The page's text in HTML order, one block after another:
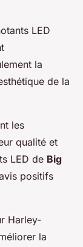
LED
la
de la
les
qualité et
LED de Big
positifs
Harley-
la